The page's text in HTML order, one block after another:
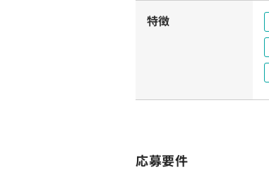
特徴
応募要件